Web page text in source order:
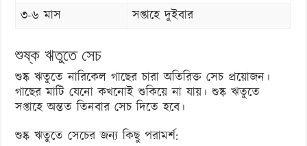
৩-৬ মাস
সপ্তাহে দুইবার
শুষ্ক ঋতুতে সেচ
শুষ্ক ঋতুতে নারিকেল গাছের চারা অতিরিক্ত সেচ প্রয়োজন।
গাছের মাটি যেনো কখনোই শুকিয়ে না যায়। শুষ্ক ঋতুতে
সপ্তাহে অন্তত তিনবার সেচ দিতে হবে।
শুষ্ক ঋতুতে সেচের জন্য কিছু পরামর্শ: